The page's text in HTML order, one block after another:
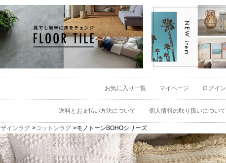
お気に入り一覧 マイページ ログイン
送料とお支払い方法について 個人情報の取り扱いについて
インラグ コットンラグ モノトーンBOHOシリーズ